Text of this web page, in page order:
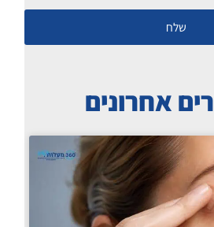
שלח
אחרונים